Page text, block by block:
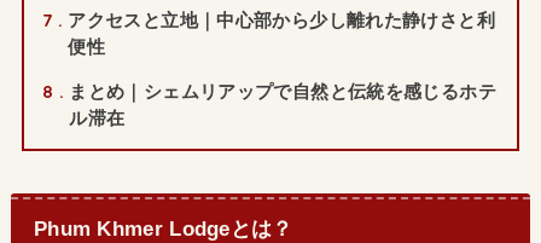
7
アクセスと立地｜中心部から少し離れた静けさと利
便性
8
まとめ｜シェムリアップで自然と伝統を感じるホテ
ル滞在
Phum Khmer Lodgeとは？